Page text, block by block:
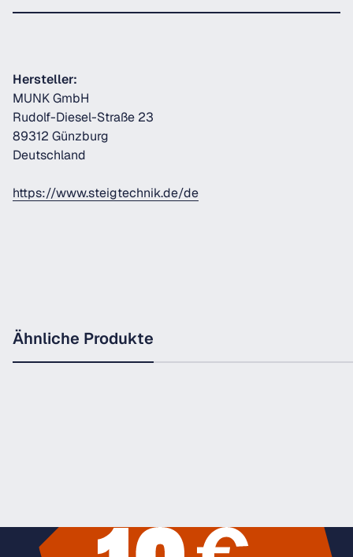
Hersteller:
MUNK GmbH
Rudolf-Diesel-Straße 23
89312 Günzburg
Deutschland
https://www.steigtechnik.de/de
Ähnliche Produkte